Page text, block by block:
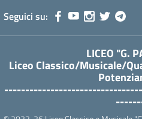
Seguici su:
LICEO "G.
Liceo Classico/Musicale/